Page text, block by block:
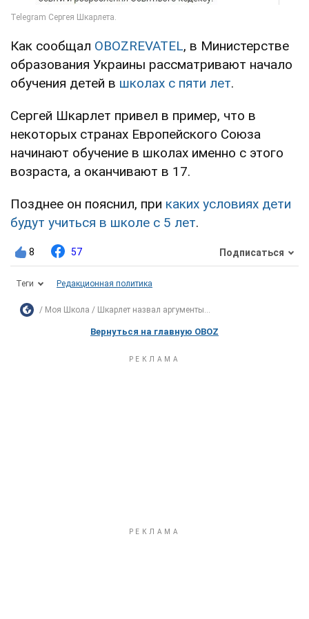
Как сообщал OBOZREVATEL, в Министерстве
образования Украины рассматривают начало
обучения детей в школах с пяти лет.
Сергей Шкарлет привел в пример, что в
некоторых странах Европейского Союза
начинают обучение в школах именно с этого
возраста, а оканчивают в 17.
Позднее он пояснил, при каких условиях дети
будут учиться в школе с 5 лет.
8 57 Подписаться
Теги Редакционная политика
Моя Школа Шкарлет назвал аргументы...
Вернуться на главную OBOZ